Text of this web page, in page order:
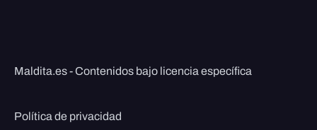
Maldita.es - Contenidos bajo licencia específica
Política de privacidad